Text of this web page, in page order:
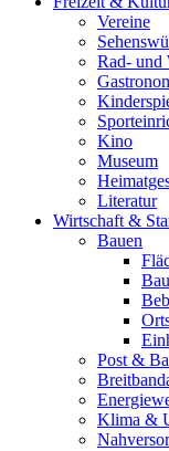
Vereine
Rad- und
Kino
Museum
Literatur
Wirtschaft &
Bauen
Post &
Klima &